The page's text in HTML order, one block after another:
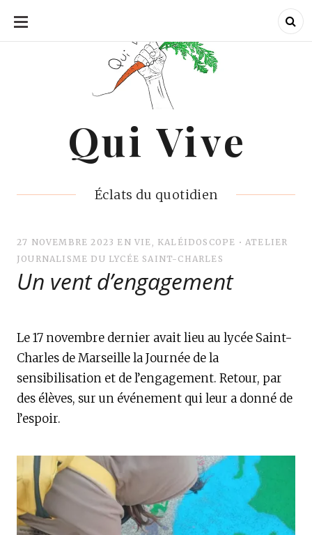
ALLER
CONTENU
Qui Vive
Éclats du quotidien
Qui Vive
27 NOVEMBRE 2023 EN VIE KALÉIDOSCOPE • ATELIER
JOURNALISME DU LYCÉE SAINT-CHARLES
Un vent d’engagement
Le 17 novembre dernier avait lieu au lycée Saint-
Charles de Marseille la Journée de la
sensibilisation et de l’engagement. Retour, par
des élèves, sur un événement qui leur a donné de
l’espoir.